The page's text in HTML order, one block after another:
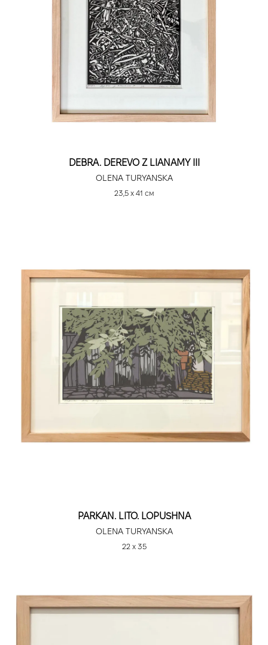
DEBRA. DEREVO Z LIANAMY III
OLENA TURYANSKA
23,5 х 41 см
PARKAN. LITO. LOPUSHNA
OLENA TURYANSKA
22 х 35